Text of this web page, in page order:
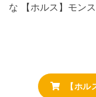
な 【ホルス】モン
【ホ